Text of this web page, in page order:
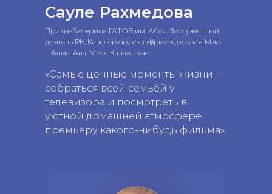
Сауле Рахмедова
Прима-Балерина ГАТОБ им. Абая, Заслуженный
деятель РК, Кавалер ордена «Құрмет», первая Мисс
г. Алма-Аты, Мисс Казахстана
«Самые ценные моменты жизни –
собраться всей семьёй у
телевизора и посмотреть в
уютной домашней атмосфере
премьеру какого-нибудь фильма».